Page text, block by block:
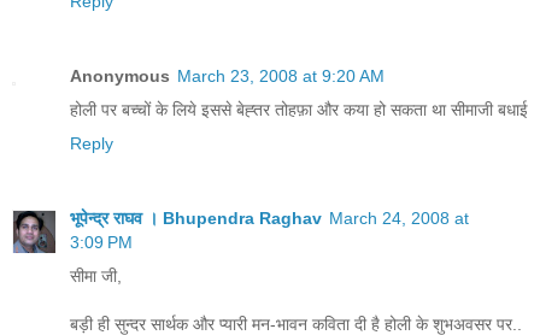
Anonymous March 23, 2008 at 9:20 AM
होली पर बच्चों के लिये इससे बेह्तर तोहफ़ा और कया हो सकता था सीमाजी बधाई
Reply
भूपेन्द्र राघव । Bhupendra Raghav March 24, 2008 at
3:09 PM
सीमा जी,
बड़ी ही सुन्दर सार्थक और प्यारी मन-भावन कविता दी है होली के शुभअवसर पर..